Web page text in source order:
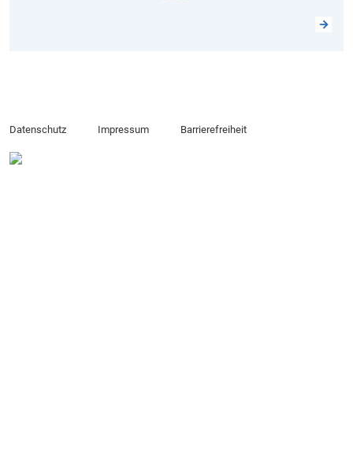
Datenschutz Impressum Barrierefreiheit